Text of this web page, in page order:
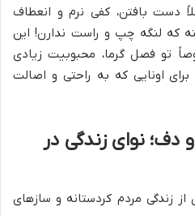
دست بافتن، کفی نرم و انعطاف
که لنگه چپ و راست ندارن! این
تو فصل گرما، محبوبیت زیادی
برای اونایی که به راحتی و اصالت
دف؛ نوای زندگی در
زندگی مردم کردستانه و سازهای